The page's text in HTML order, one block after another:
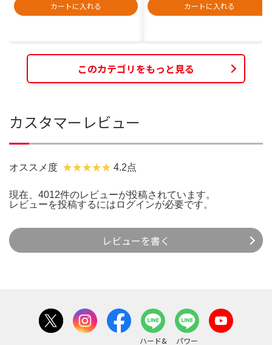
カートに入れる
カートに入れる
このカテゴリをもっと見る
カスタマーレビュー
オススメ度 4.2点
現在、4012件のレビューが投稿されています。
レビューを投稿するには ログインが必要です。
レビューを書く
ハード&
パワー